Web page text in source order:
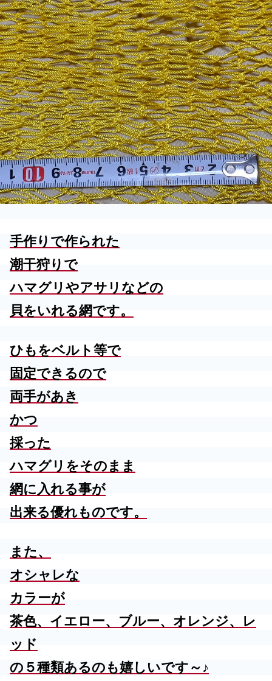
手作りで作られた
潮干狩りで
ハマグリやアサリなどの
貝をいれる網です。
ひもをベルト等で
固定できるので
両手があき
かつ
採った
ハマグリをそのまま
網に入れる事が
出来る優れものです。
また、
オシャレな
カラーが
茶色、イエロー、ブルー、オレンジ、レ
ッド
の５種類あるのも嬉しいです～♪